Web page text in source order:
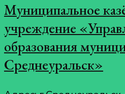
Муниципальное
учреждение
образования
Среднеуральск»